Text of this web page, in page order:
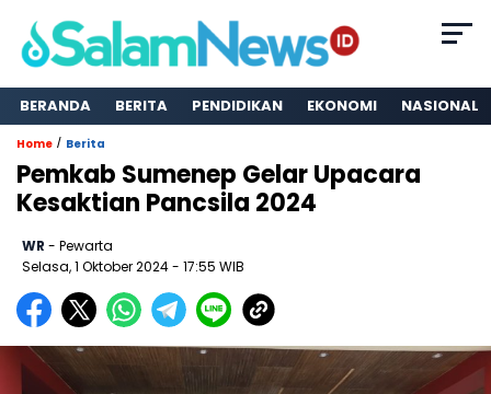
BERANDA BERITA PENDIDIKAN EKONOMI NASIONAL
Home / Berita
Pemkab Sumenep Gelar Upacara
Kesaktian Pancsila 2024
WR - Pewarta
Selasa, 1 Oktober 2024- 17:55 WIB